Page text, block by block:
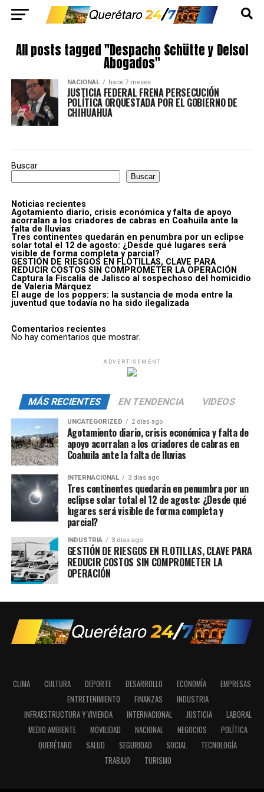
All posts tagged "Despacho Schütte y Delsol
Abogados"
NACIONAL hace 7 meses
JUSTICIA FEDERAL FRENA PERSECUCIÓN
POLÍTICA ORQUESTADA POR EL GOBIERNO DE
CHIHUAHUA
Buscar
Buscar
Noticias recientes
Agotamiento diario, crisis económica y falta de apoyo
acorralan a los criadores de cabras en Coahuila ante la
falta de lluvias
Tres continentes quedarán en penumbra por un eclipse
solar total el 12 de agosto: ¿Desde qué lugares será
visible de forma completa y parcial?
GESTIÓN DE RIESGOS EN FLOTILLAS, CLAVE PARA
REDUCIR COSTOS SIN COMPROMETER LA OPERACIÓN
Captura la Fiscalía de Jalisco al sospechoso del homicidio
de Valeria Márquez
El auge de los poppers: la sustancia de moda entre la
juventud que todavía no ha sido ilegalizada
Comentarios recientes
No hay comentarios que mostrar.
ADVERTISEMENT
MÁS RECIENTES EN TENDENCIA VIDEOS
UNCATEGORIZED 2 días ago
Agotamiento diario, crisis económica y falta de
apoyo acorralan a los criadores de cabras en
Coahuila ante la falta de lluvias
INTERNACIONAL 3 días ago
Tres continentes quedarán en penumbra por un
eclipse solar total el 12 de agosto: ¿Desde qué
lugares será visible de forma completa y
parcial?
INDUSTRIA 3 días ago
GESTIÓN DE RIESGOS EN FLOTILLAS, CLAVE PARA
REDUCIR COSTOS SIN COMPROMETER LA
OPERACIÓN
CLIMA CULTURA DEPORTE DESARROLLO ECONOMÍA
EMPRESAS
ENTRETENIMIENTO
FINANZAS
INDUSTRIA
INFRAESTRUCTURA Y VIVIENDA
INTERNACIONAL JUSTICIA
LABORAL
MEDIO AMBIENTE
MOVILIDAD NACIONAL NEGOCIOS
POLÍTICA
QUERÉTARO
SALUD SEGURIDAD SOCIAL
TECNOLOGÍA
TRABAJO
TURISMO